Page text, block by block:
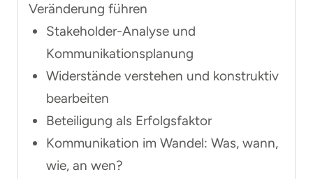
Veränderung führen
Stakeholder-Analyse und
Kommunikationsplanung
Widerstände verstehen und konstruktiv
bearbeiten
Beteiligung als Erfolgsfaktor
Kommunikation im Wandel: Was, wann,
wie, an wen?